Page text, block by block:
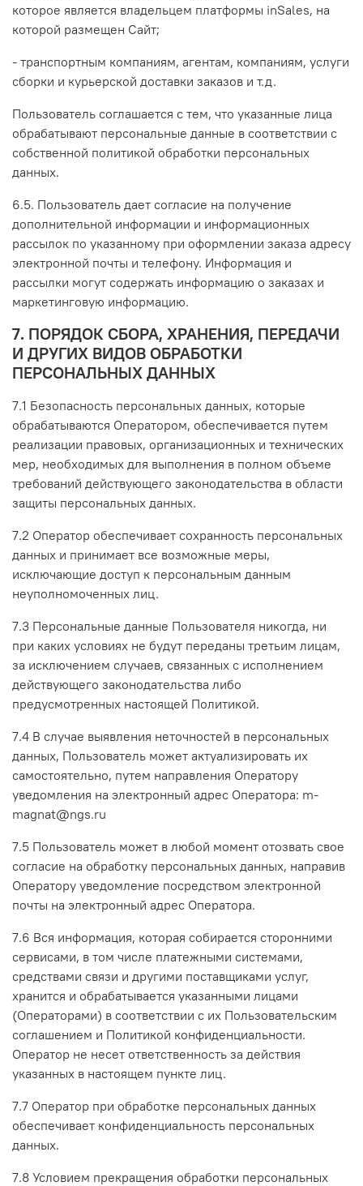
которое является владельцем платформы inSales, на
которой размещен Сайт;
- транспортным компаниям, агентам, компаниям, услуги
сборки и курьерской доставки заказов и т.д.
Пользователь соглашается с тем, что указанные лица
обрабатывают персональные данные в соответствии с
собственной политикой обработки персональных
данных.
6.5. Пользователь дает согласие на получение
дополнительной информации и информационных
рассылок по указанному при оформлении заказа адресу
электронной почты и телефону. Информация и
рассылки могут содержать информацию о заказах и
маркетинговую информацию.
7. ПОРЯДОК СБОРА, ХРАНЕНИЯ, ПЕРЕДАЧИ
И ДРУГИХ ВИДОВ ОБРАБОТКИ
ПЕРСОНАЛЬНЫХ ДАННЫХ
7.1 Безопасность персональных данных, которые
обрабатываются Оператором, обеспечивается путем
реализации правовых, организационных и технических
мер, необходимых для выполнения в полном объеме
требований действующего законодательства в области
защиты персональных данных.
7.2 Оператор обеспечивает сохранность персональных
данных и принимает все возможные меры,
исключающие доступ к персональным данным
неуполномоченных лиц.
7.3 Персональные данные Пользователя никогда, ни
при каких условиях не будут переданы третьим лицам,
за исключением случаев, связанных с исполнением
действующего законодательства либо
предусмотренных настоящей Политикой.
7.4 В случае выявления неточностей в персональных
данных, Пользователь может актуализировать их
самостоятельно, путем направления Оператору
уведомления на электронный адрес Оператора: m-
magnat@ngs.ru
7.5 Пользователь может в любой момент отозвать свое
согласие на обработку персональных данных, направив
Оператору уведомление посредством электронной
почты на электронный адрес Оператора.
7.6 Вся информация, которая собирается сторонними
сервисами, в том числе платежными системами,
средствами связи и другими поставщиками услуг,
хранится и обрабатывается указанными лицами
(Операторами) в соответствии с их Пользовательским
соглашением и Политикой конфиденциальности.
Оператор не несет ответственность за действия
указанных в настоящем пункте лиц.
7.7 Оператор при обработке персональных данных
обеспечивает конфиденциальность персональных
данных.
7.8 Условием прекращения обработки персональных